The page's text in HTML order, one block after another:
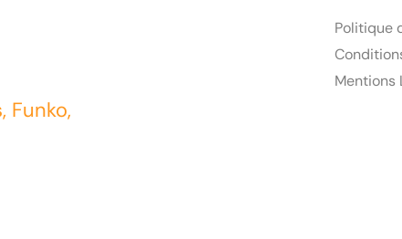
Funko,
Politique
Mentions